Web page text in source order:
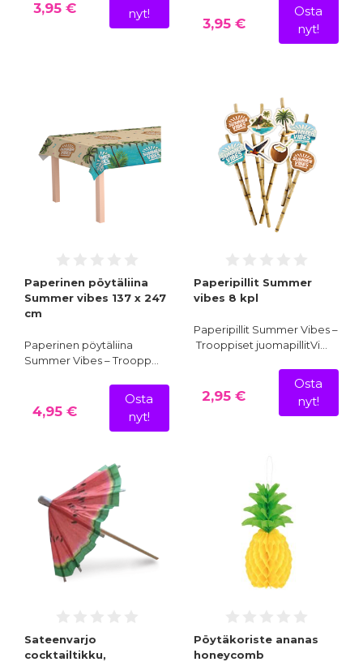
3,95 €
nyt!
3,95 €
Osta
nyt!
Paperinen pöytäliina
Summer vibes 137 x 247
cm
Paperinen pöytäliina
Summer Vibes – Troopp…
4,95 €
Osta
nyt!
Paperipillit Summer
vibes 8 kpl
Paperipillit Summer Vibes –
Trooppiset juomapillitVi…
2,95 €
Osta
nyt!
Sateenvarjo
cocktailtikku,
Pöytäkoriste ananas
honeycomb